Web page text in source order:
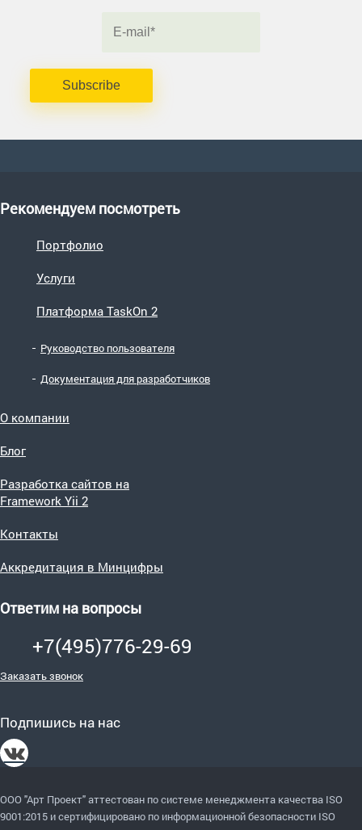
Subscribe
Рекомендуем посмотреть
Портфолио
Услуги
Платформа TaskOn 2
Руководство пользователя
Документация для разработчиков
О компании
Блог
Разработка сайтов на
Framework Yii 2
Контакты
Аккредитация в Минцифры
Ответим на вопросы
+7(495)776-29-69
Заказать звонок
Подпишись на нас
ООО "Арт Проект" аттестован по системе менеджмента качества ISO
9001:2015 и сертифицировано по информационной безопасности ISO